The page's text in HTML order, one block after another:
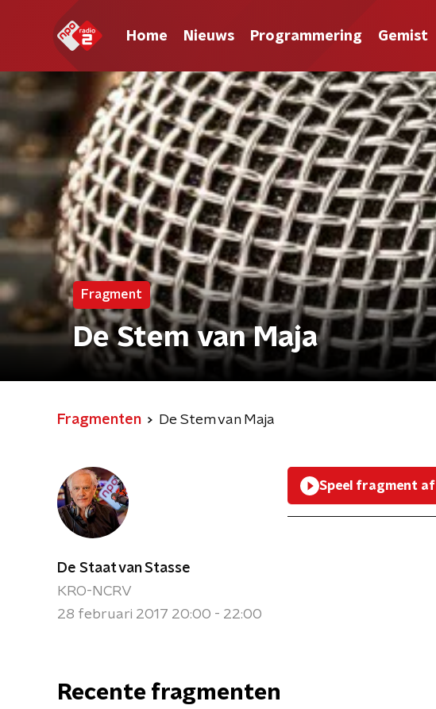
Home Nieuws Programmering Gemist
Fragment
De Stem van Maja
Fragmenten De Stem van Maja
De Staat van Stasse
KRO-NCRV
28 februari 2017 20:00 - 22:00
Speel fragment af
Recente fragmenten